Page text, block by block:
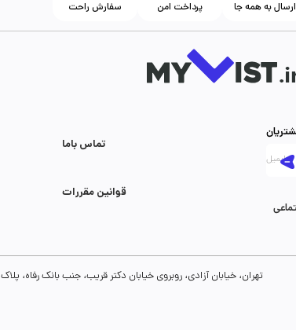
سفارش راحت پرداخت امن ارسال به همه جا
تماس با‌ما
قوانین مقررات
تهران، خیابان آزادی، روبروی خیابان دکتر قریب، جنب بانک رفاه، پلاک 134، طبقه سوم، واحد 18، پلت فرم مای لیست